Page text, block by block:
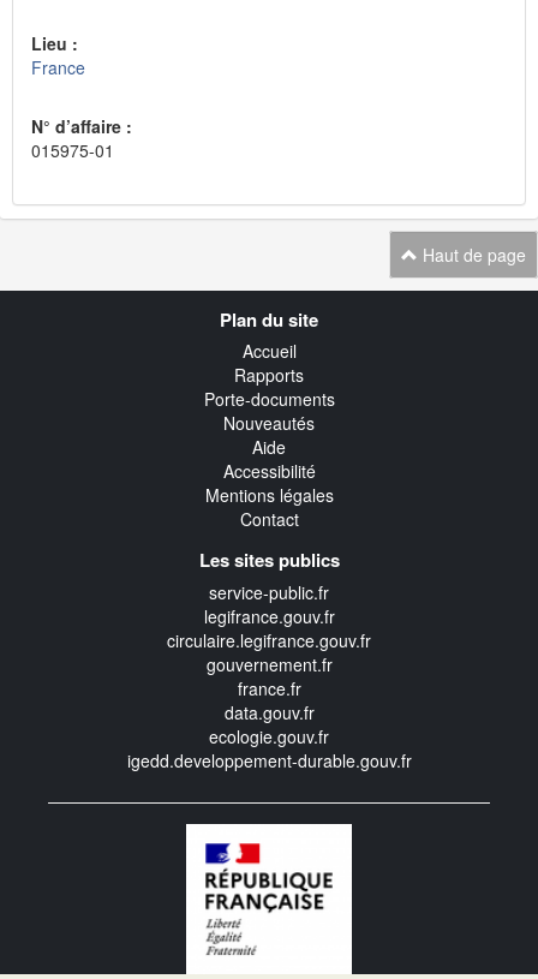
Lieu :
France
N° d’affaire :
015975-01
Haut de page
Plan du site
Accueil
Rapports
Porte-documents
Nouveautés
Aide
Accessibilité
Mentions légales
Contact
Les sites publics
service-public.fr
legifrance.gouv.fr
circulaire.legifrance.gouv.fr
gouvernement.fr
france.fr
data.gouv.fr
ecologie.gouv.fr
igedd.developpement-durable.gouv.fr